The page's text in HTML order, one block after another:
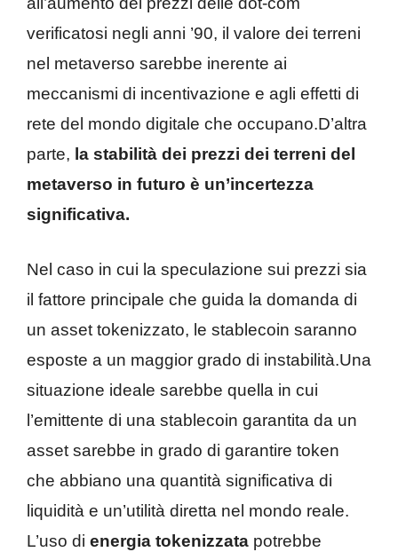
verificatosi negli anni ’90, il valore dei terreni
nel metaverso sarebbe inerente ai
meccanismi di incentivazione e agli effetti di
rete del mondo digitale che occupano.D’altra
parte, la stabilità dei prezzi dei terreni del
metaverso in futuro è un’incertezza
significativa.
Nel caso in cui la speculazione sui prezzi sia
il fattore principale che guida la domanda di
un asset tokenizzato, le stablecoin saranno
esposte a un maggior grado di instabilità.Una
situazione ideale sarebbe quella in cui
l’emittente di una stablecoin garantita da un
asset sarebbe in grado di garantire token
che abbiano una quantità significativa di
liquidità e un’utilità diretta nel mondo reale.
L’uso di energia tokenizzata potrebbe